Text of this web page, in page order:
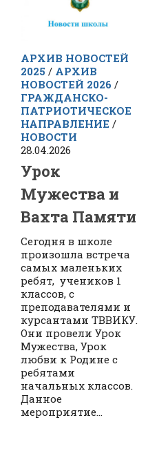
АРХИВ НОВОСТЕЙ
2025 / АРХИВ
НОВОСТЕЙ 2026 /
ГРАЖДАНСКО-
ПАТРИОТИЧЕСКОЕ
НАПРАВЛЕНИЕ /
НОВОСТИ
28.04.2026
Урок
Мужества и
Вахта Памяти
Сегодня в школе
произошла встреча
самых маленьких
ребят, учеников 1
классов, с
преподавателями и
курсантами ТВВИКУ.
Они провели Урок
Мужества, Урок
любви к Родине с
ребятами
начальных классов.
Данное
мероприятие...